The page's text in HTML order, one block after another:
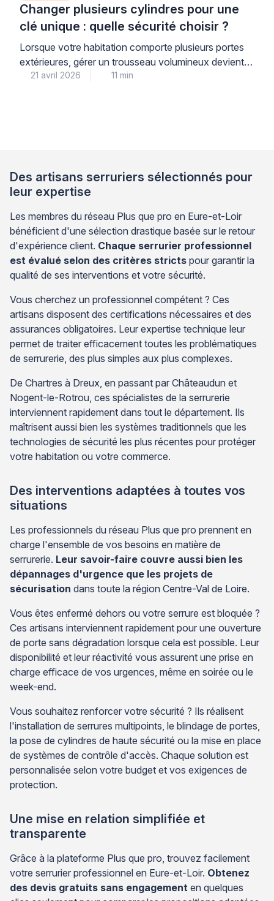
Changer plusieurs cylindres pour une
clé unique : quelle sécurité choisir ?
Lorsque votre habitation comporte plusieurs portes
extérieures, gérer un trousseau volumineux devient
vite contraignant. Le système de cylindre entrouvrant
21 avril 2026 11 min
Des artisans serruriers sélectionnés pour
leur expertise
Les membres du réseau Plus que pro en Eure-et-Loir
bénéficient d'une sélection drastique basée sur le retour
d'expérience client. Chaque serrurier professionnel
est évalué selon des critères stricts pour garantir la
qualité de ses interventions et votre sécurité.
Vous cherchez un professionnel compétent ? Ces
artisans disposent des certifications nécessaires et des
assurances obligatoires. Leur expertise technique leur
permet de traiter efficacement toutes les problématiques
de serrurerie, des plus simples aux plus complexes.
De Chartres à Dreux, en passant par Châteaudun et
Nogent-le-Rotrou, ces spécialistes de la serrurerie
interviennent rapidement dans tout le département. Ils
maîtrisent aussi bien les systèmes traditionnels que les
technologies de sécurité les plus récentes pour protéger
votre habitation ou votre commerce.
Des interventions adaptées à toutes vos
situations
Les professionnels du réseau Plus que pro prennent en
charge l'ensemble de vos besoins en matière de
serrurerie. Leur savoir-faire couvre aussi bien les
dépannages d'urgence que les projets de
sécurisation dans toute la région Centre-Val de Loire.
Vous êtes enfermé dehors ou votre serrure est bloquée ?
Ces artisans interviennent rapidement pour une ouverture
de porte sans dégradation lorsque cela est possible. Leur
disponibilité et leur réactivité vous assurent une prise en
charge efficace de vos urgences, même en soirée ou le
week-end.
Vous souhaitez renforcer votre sécurité ? Ils réalisent
l'installation de serrures multipoints, le blindage de portes,
la pose de cylindres de haute sécurité ou la mise en place
de systèmes de contrôle d'accès. Chaque solution est
personnalisée selon votre budget et vos exigences de
protection.
Une mise en relation simplifiée et
transparente
Grâce à la plateforme Plus que pro, trouvez facilement
votre serrurier professionnel en Eure-et-Loir. Obtenez
des devis gratuits sans engagement en quelques